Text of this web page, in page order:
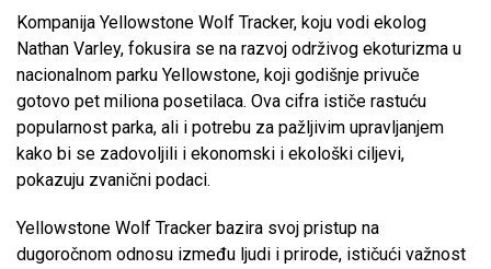
Kompanija Yellowstone Wolf Tracker, koju vodi ekolog
Nathan Varley, fokusira se na razvoj održivog ekoturizma u
nacionalnom parku Yellowstone, koji godišnje privuče
gotovo pet miliona posetilaca. Ova cifra ističe rastuću
popularnost parka, ali i potrebu za pažljivim upravljanjem
kako bi se zadovoljili i ekonomski i ekološki ciljevi,
pokazuju zvanični podaci.
Yellowstone Wolf Tracker bazira svoj pristup na
dugoročnom odnosu između ljudi i prirode, ističući važnost